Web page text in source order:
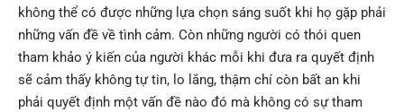
không thể có được những lựa chọn sáng suốt khi họ gặp phải
những vấn đề về tình cảm. Còn những người có thói quen
tham khảo ý kiến của người khác mỗi khi đưa ra quyết định
sẽ cảm thấy không tự tin, lo lắng, thậm chí còn bất an khi
phải quyết định một vấn đề nào đó mà không có sự tham